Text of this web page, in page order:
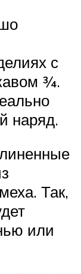
с
¾.
наряд.
Так,
или